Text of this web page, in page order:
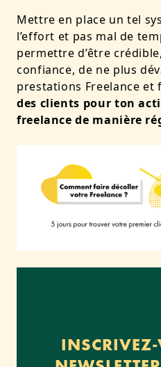
Mettre en place un tel
l’effort et pas mal de
permettre d’être
confiance, de ne plus
prestations Freelance et
des clients pour ton
freelance de manière